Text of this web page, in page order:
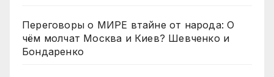
Переговоры о МИРЕ втайне от народа: О
чём молчат Москва и Киев? Шевченко и
Бондаренко